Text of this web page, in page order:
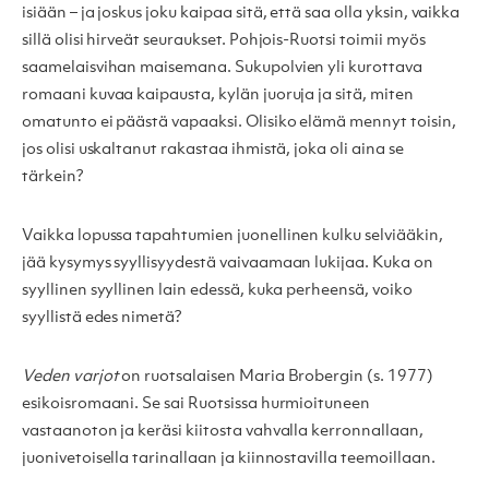
isiään – ja joskus joku kaipaa sitä, että saa olla yksin, vaikka
sillä olisi hirveät seuraukset. Pohjois-Ruotsi toimii myös
saamelaisvihan maisemana. Sukupolvien yli kurottava
romaani kuvaa kaipausta, kylän juoruja ja sitä, miten
omatunto ei päästä vapaaksi. Olisiko elämä mennyt toisin,
jos olisi uskaltanut rakastaa ihmistä, joka oli aina se
tärkein?
Vaikka lopussa tapahtumien juonellinen kulku selviääkin,
jää kysymys syyllisyydestä vaivaamaan lukijaa. Kuka on
syyllinen syyllinen lain edessä, kuka perheensä, voiko
syyllistä edes nimetä?
Veden varjoton ruotsalaisen Maria Brobergin (s. 1977)
esikoisromaani. Se sai Ruotsissa hurmioituneen
vastaanoton ja keräsi kiitosta vahvalla kerronnallaan,
juonivetoisella tarinallaan ja kiinnostavilla teemoillaan.